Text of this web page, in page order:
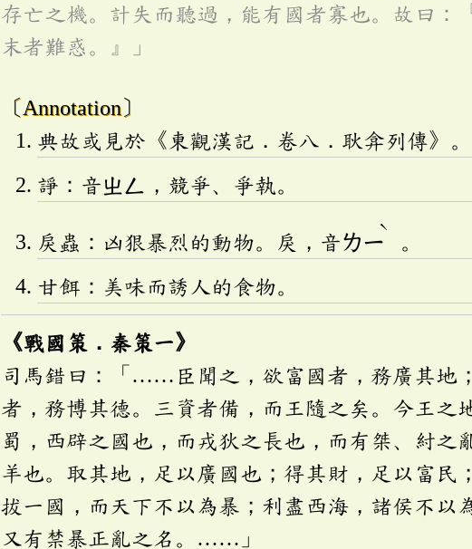
存亡之機。計失而聽過，能有國者寡也。故曰：
末者難惑。』」
〔Annotation〕
典故或見於《東觀漢記．卷八．耿弇列傳》。
諍：音ㄓㄥ ，競爭、爭執。
戾蟲：凶狠暴烈的動物。戾，音ㄌㄧ
ˋ
。
甘餌：美味而誘人的食物。
《戰國策．秦策一》
司馬錯曰：「……臣聞之，欲富國者，務廣其地
者，務博其德。三資者備，而王隨之矣。今王之
蜀，西辟之國也，而戎狄之長也，而有桀、紂之
羊也。取其地，足以廣國也；得其財，足以富民
拔一國，而天下不以為暴；利盡西海，諸侯不以
又有禁暴正亂之名。……」